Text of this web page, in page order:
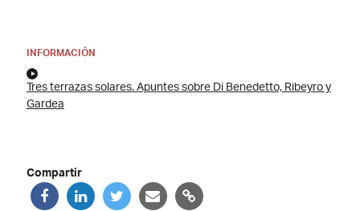
INFORMACIÓN
Tres terrazas solares. Apuntes sobre Di Benedetto, Ribeyro y
Gardea
Compartir